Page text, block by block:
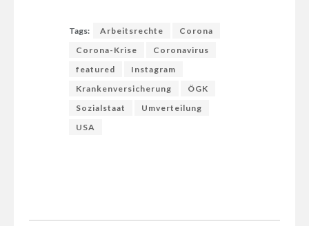
Tags: Arbeitsrechte
Corona
Corona-Krise
Coronavirus
featured
Instagram
Krankenversicherung
ÖGK
Sozialstaat
Umverteilung
USA